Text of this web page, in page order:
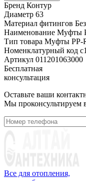
Бренд Контур
Диаметр 63
Материал фитингов
Наименование Муфты
Тип товара Муфты PP-
Номенклатурный код
Артикул 011201063000
Бесплатная
консультация
Оставьте ваши
Мы проконсультируем
Все для отопления,